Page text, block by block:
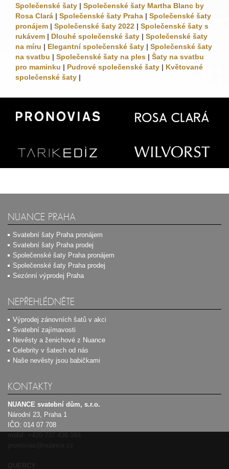
Společenské šaty | Společenské šaty Martha Blanc by
Rosa Clará | Společenské šaty Praha | Společenské šaty
pronájem | Společenské šaty 2022 | Společenské šaty s
rukávem | Dlouhé společenské šaty | Společenské šaty
na míru | Elegantní společenské šaty | Společenské šaty
na svatbu | Společenské šaty na ples | Šaty na svatbu
pro maminku | Pudrové společenské šaty | Květované
společenské šaty |
NUANCE PRAHA
Svatební šaty Praha pronájem
Svatební šaty Praha prodej
Společenské šaty Praha pronájem
Společenské šaty Praha prodej
Sezónní výprodej Praha
NEPŘEHLÉDNĚTE
Výprodej zánovních šatů v akci
Svatební zajímavosti
Nevěsty a ženichové z Nuance
Celebrity v šatech od nás
Naše nevěsty jsou babičkami
KONTAKTY
NUANCE svatební dům, s.r.o.
Národní 23, Praha 1
IČO: 014 07 708